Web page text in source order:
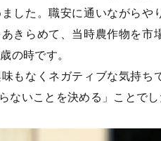
した。職安に通いながらや
きらめて、当時農作物を市
の時です。
もなくネガティブな気持ち
ないことを決める」ことでし